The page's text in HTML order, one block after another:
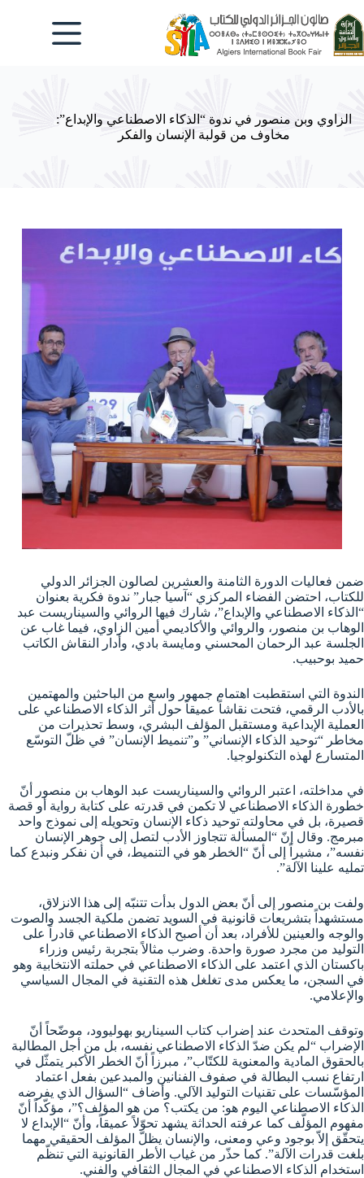
إلى
المحتوى
الزاوي وبن منصور في ندوة “الذكاء الاصطناعي والإبداع”:
مخاوف من قولبة الإنسان والفكر
ضمن فعاليات الدورة الثامنة والعشرين لصالون الجزائر الدولي
للكتاب، احتضن الفضاء المركزي “آسيا جبار” ندوة فكرية بعنوان
“الذكاء الاصطناعي والإبداع”، شارك فيها الروائي والسيناريست عبد
الوهاب بن منصور، والروائي والأكاديمي أمين الزاوي، فيما غاب عن
الجلسة عبد الرحمان المحسني ومايسة بادي، وأدار النقاش الكاتب
حميد بوحبيب.
الندوة التي استقطبت اهتمام جمهور واسع من الباحثين والمهتمين
بالأدب الرقمي، فتحت نقاشاً عميقاً حول أثر الذكاء الاصطناعي على
العملية الإبداعية ومستقبل المؤلف البشري، وسط تحذيرات من
مخاطر “توحيد الذكاء الإنساني” و”تنميط الإنسان” في ظلّ التوسّع
المتسارع لهذه التكنولوجيا.
في مداخلته، اعتبر الروائي والسيناريست عبد الوهاب بن منصور أنّ
خطورة الذكاء الاصطناعي لا تكمن في قدرته على كتابة رواية أو قصة
قصيرة، بل في محاولته توحيد ذكاء الإنسان وتحويله إلى نموذج واحد
مبرمج. وقال إنّ “المسألة تتجاوز الأدب لتصل إلى جوهر الإنسان
نفسه”، مشيراً إلى أنّ “الخطر هو في التنميط، في أن نفكر ونبدع كما
تمليه علينا الآلة”.
ولفت بن منصور إلى أنّ بعض الدول بدأت تتنبّه إلى هذا الانزلاق،
مستشهداً بتشريعات قانونية في السويد تضمن ملكية الجسد والصوت
والوجه والعينين للأفراد، بعد أن أصبح الذكاء الاصطناعي قادراً على
التوليد من مجرد صورة واحدة. وضرب مثالاً بتجربة رئيس وزراء
باكستان الذي اعتمد على الذكاء الاصطناعي في حملته الانتخابية وهو
في السجن، ما يعكس مدى تغلغل هذه التقنية في المجال السياسي
والإعلامي.
وتوقف المتحدث عند إضراب كتاب السيناريو بهوليوود، موضّحاً أنّ
الإضراب “لم يكن ضدّ الذكاء الاصطناعي نفسه، بل من أجل المطالبة
بالحقوق المادية والمعنوية للكتّاب”، مبرزاً أنّ الخطر الأكبر يتمثّل في
ارتفاع نسب البطالة في صفوف الفنانين والمبدعين بفعل اعتماد
المؤسّسات على تقنيات التوليد الآلي. وأضاف “السؤال الذي يفرضه
الذكاء الاصطناعي اليوم هو: من يكتب؟ من هو المؤلف؟”، مؤكّداً أنّ
مفهوم المؤلّف كما عرفته الحداثة يشهد تحوّلاً عميقاً، وأنّ “الإبداع لا
يتحقّق إلاّ بوجود وعي ومعنى، والإنسان يظلّ المؤلف الحقيقي مهما
بلغت قدرات الآلة”. كما حذّر من غياب الأطر القانونية التي تنظّم
استخدام الذكاء الاصطناعي في المجال الثقافي والفني.